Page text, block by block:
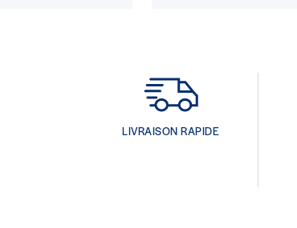
LIVRAISON RAPIDE